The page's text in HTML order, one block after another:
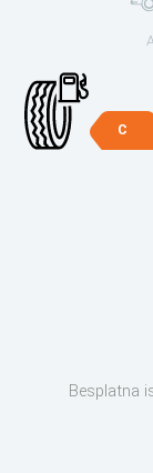
C
Besplatna